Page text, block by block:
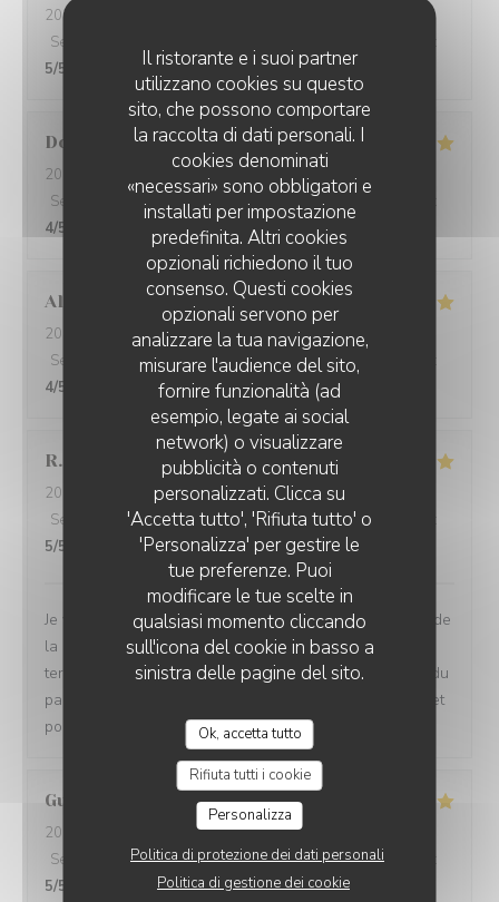
Il ristorante e i suoi partner
utilizzano cookies su questo
sito, che possono comportare
la raccolta di dati personali. I
cookies denominati
«necessari» sono obbligatori e
installati per impostazione
predefinita. Altri cookies
opzionali richiedono il tuo
consenso. Questi cookies
opzionali servono per
analizzare la tua navigazione,
misurare l'audience del sito,
fornire funzionalità (ad
esempio, legate ai social
network) o visualizzare
pubblicità o contenuti
personalizzati. Clicca su
'Accetta tutto', 'Rifiuta tutto' o
'Personalizza' per gestire le
tue preferenze. Puoi
modificare le tue scelte in
qualsiasi momento cliccando
sull'icona del cookie in basso a
sinistra delle pagine del sito.
Ok, accetta tutto
Rifiuta tutti i cookie
Personalizza
Politica di protezione dei dati personali
Politica di gestione dei cookie
2026-08-05
Servizio
5/5
Dominique M
2026-08-04
- 19:30 - Ospiti 2
Servizio
Atmosfera : Cucina /5
4/5
Alain
2026-08-07
- 12:45 - Ospiti 6
Servizio
Atmosfera : 4/5 Cucina 5/5 Qualità / Prezzo
4/5
R.
2026-08-04
- 12:45 - Ospiti 2
Servizio
/5 Atmosfera: 5/5 Cucina:5 /5 Qualità / Prezzo
5/5
Je vais souvent dans ce restaurant, je suis très satisfait de
la qualité des plats et de l'ambiance. En ce moment la
terrasse est ouverte, du coup, on profites de la beauté du
parc de Bures. Merci à toute l'équipe pour leur accueil et
pour le patron Erwan, qui est toujours plein d'attention.
Guy
2026-08-06
- 12:30 - Ospiti 2
Servizio
/5 Atmosfera:5/5 Cucina:5/5 Qualità / Prezzo
5/5
LA GRANDE MAISON